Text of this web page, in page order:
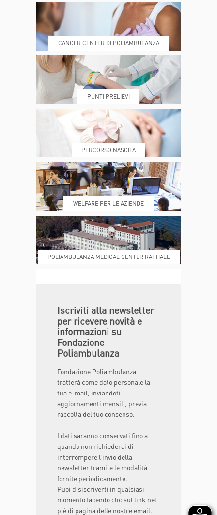
DOVE SIAMO ESAMI E VISITE
PRENOTA MY POLI
REFERTI REPARTI
DONA ORA MAGAZINE
CANCER CENTER DI POLIAMBULANZA
PUNTI PRELIEVI
PERCORSO NASCITA
WELFARE PER LE AZIENDE
POLIAMBULANZA MEDICAL CENTER RAPHAËL
Iscriviti alla newsletter
per ricevere novità e
informazioni su
Fondazione
Poliambulanza
Fondazione Poliambulanza
tratterà come dato personale la
tua e-mail, inviandoti
aggiornamenti mensili, previa
raccolta del tuo consenso.
I dati saranno conservati fino a
quando non richiederai di
interrompere l’invio della
newsletter tramite le modalità
fornite periodicamente.
Puoi disiscriverti in qualsiasi
momento facendo clic sul link nel
piè di pagina delle nostre email.